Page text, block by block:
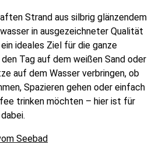
Strand aus silbrig glänzendem
in ausgezeichneter Qualität
ideales Ziel für die ganze
den Tag auf dem weißen Sand oder
auf dem Wasser verbringen, ob
Spazieren gehen oder einfach
trinken möchten – hier ist für
Seebad